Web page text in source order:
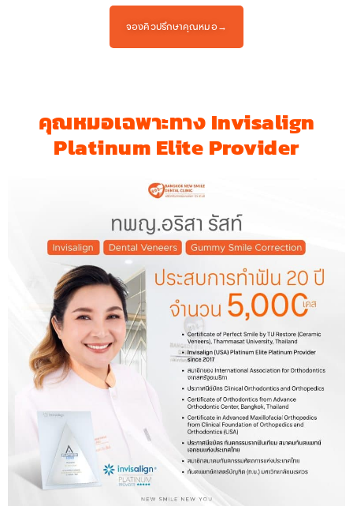
จองคิวปรึกษาคุณหมอ→
คุณหมอเฉพาะทาง Invisalign
Platinum Elite Provider